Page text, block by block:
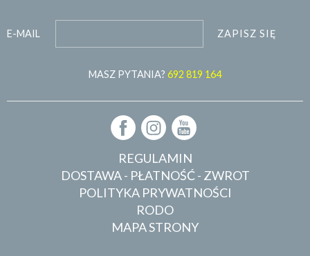
E-MAIL ZAPISZ SIĘ
MASZ PYTANIA? 692 819 164
REGULAMIN
DOSTAWA - PŁATNOŚĆ - ZWROT
POLITYKA PRYWATNOŚCI
RODO
MAPA STRONY